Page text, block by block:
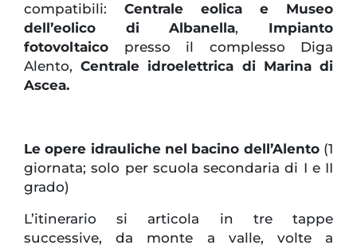
compatibili: Centrale eolica e Museo
dell’eolico di Albanella, Impianto
fotovoltaico presso il complesso Diga
Alento,Centrale idroelettrica di Marina di
Ascea.
Le opere idrauliche nel bacino dell’Alento (1
giornata; solo per scuola secondaria di I e II
grado)
L’itinerario si articola in tre tappe
successive, da monte a valle, volte a